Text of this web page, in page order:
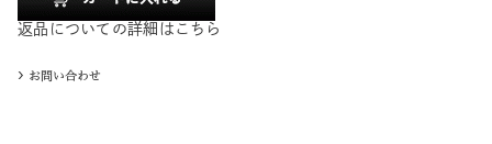
返品についての詳細はこちら